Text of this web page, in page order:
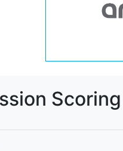
Scoring